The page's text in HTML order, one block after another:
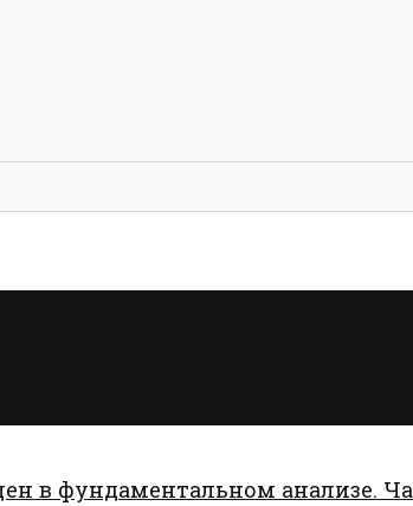
в фундаментальном анализе.